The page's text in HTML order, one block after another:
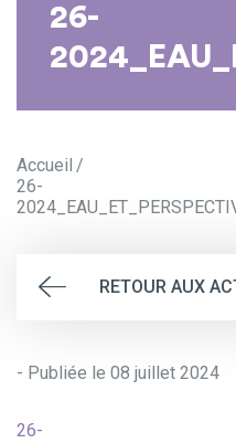
26-
Accueil
26-
RETOUR AUX
- Publiée le 08 juillet 2024
26-